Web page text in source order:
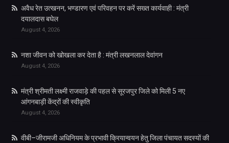
अवैध रेत उत्खनन, भण्डारण एवं परिवहन पर करें सख्त कार्यवाही : मंत्री
दयालदास बघेल
August 4, 2026
नशा जीवन को खोखला कर देता है : मंत्री लखनलाल देवांगन
August 4, 2026
मंत्री श्रीमती लक्ष्मी राजवाड़े की पहल से सूरजपुर जिले को मिली 5 नए
आंगनबाड़ी केंद्रों की स्वीकृति
August 4, 2026
वीबी–जीरामजी अधिनियम के प्रभावी क्रियान्वयन हेतु जिला पंचायत सदस्यों की